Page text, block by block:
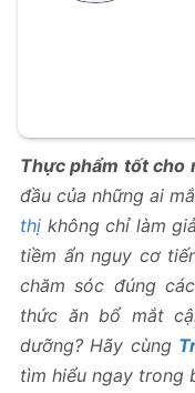
Thực phẩm tốt cho
đầu của những ai
thị không chỉ làm
tiềm ẩn nguy cơ
chăm sóc đúng
thức ăn bổ mắt
dưỡng? Hãy cùng
tìm hiểu ngay trong